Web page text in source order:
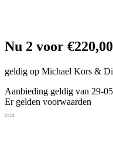
Nu 2 voor €220,00
geldig op Michael Kors &
Aanbieding geldig van 29-
Er gelden voorwaarden